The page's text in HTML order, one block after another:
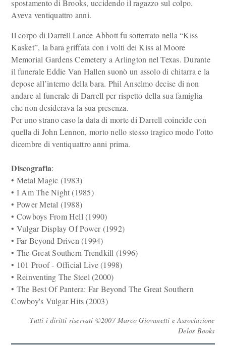
spostamento di Brooks, uccidendo il ragazzo sul colpo.
Aveva ventiquattro anni.
Il corpo di Darrell Lance Abbott fu sotterrato nella “Kiss
Kasket”, la bara griffata con i volti dei Kiss al Moore
Memorial Gardens Cemetery a Arlington nel Texas. Durante
il funerale Eddie Van Hallen suonò un assolo di chitarra e la
depose all’interno della bara. Phil Anselmo decise di non
andare al funerale di Darrell per rispetto della sua famiglia
che non desiderava la sua presenza.
Per uno strano caso la data di morte di Darrell coincide con
quella di John Lennon, morto nello stesso tragico modo l’otto
dicembre di ventiquattro anni prima.
Discografia:
• Metal Magic (1983)
• I Am The Night (1985)
• Power Metal (1988)
• Cowboys From Hell (1990)
• Vulgar Display Of Power (1992)
• Far Beyond Driven (1994)
• The Great Southern Trendkill (1996)
• 101 Proof - Official Live (1998)
• Reinventing The Steel (2000)
• The Best Of Pantera: Far Beyond The Great Southern
Cowboy's Vulgar Hits (2003)
Tutti i diritti riservati ©2007 Marco Giovanetti e Associazione
Delos Books